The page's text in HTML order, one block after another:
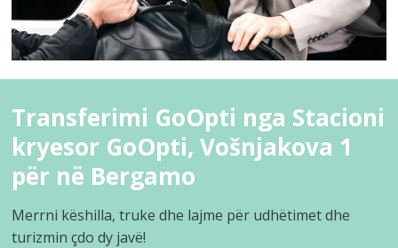
Transferimi GoOpti nga Stacioni
kryesor GoOpti, Vošnjakova 1
për në Bergamo
Merrni këshilla, truke dhe lajme për udhëtimet dhe
turizmin çdo dy javë!